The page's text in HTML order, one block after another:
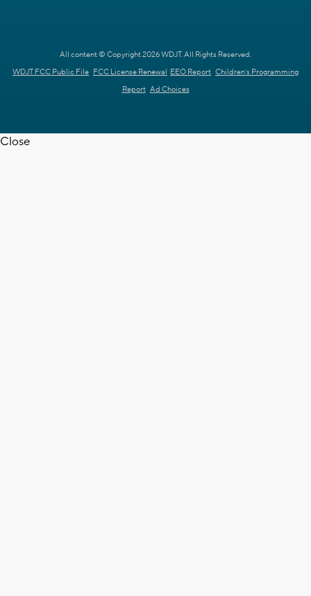
All content © Copyright 2026 WDJT. All Rights Reserved.
WDJT FCC Public File FCC License Renewal EEO Report Children's Programming
Report Ad Choices
Close